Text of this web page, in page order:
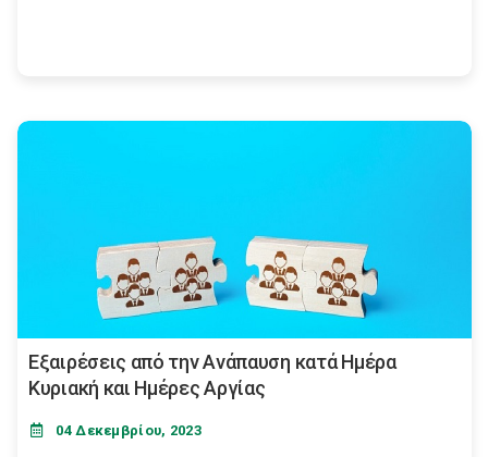
Εξαιρέσεις από την Ανάπαυση κατά Ημέρα
Κυριακή και Ημέρες Αργίας
04 Δεκεμβρίου, 2023